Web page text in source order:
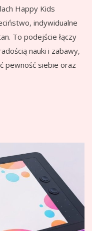
Happy Kids
indywidualne
To podejście łączy
nauki i zabawy,
pewność siebie oraz